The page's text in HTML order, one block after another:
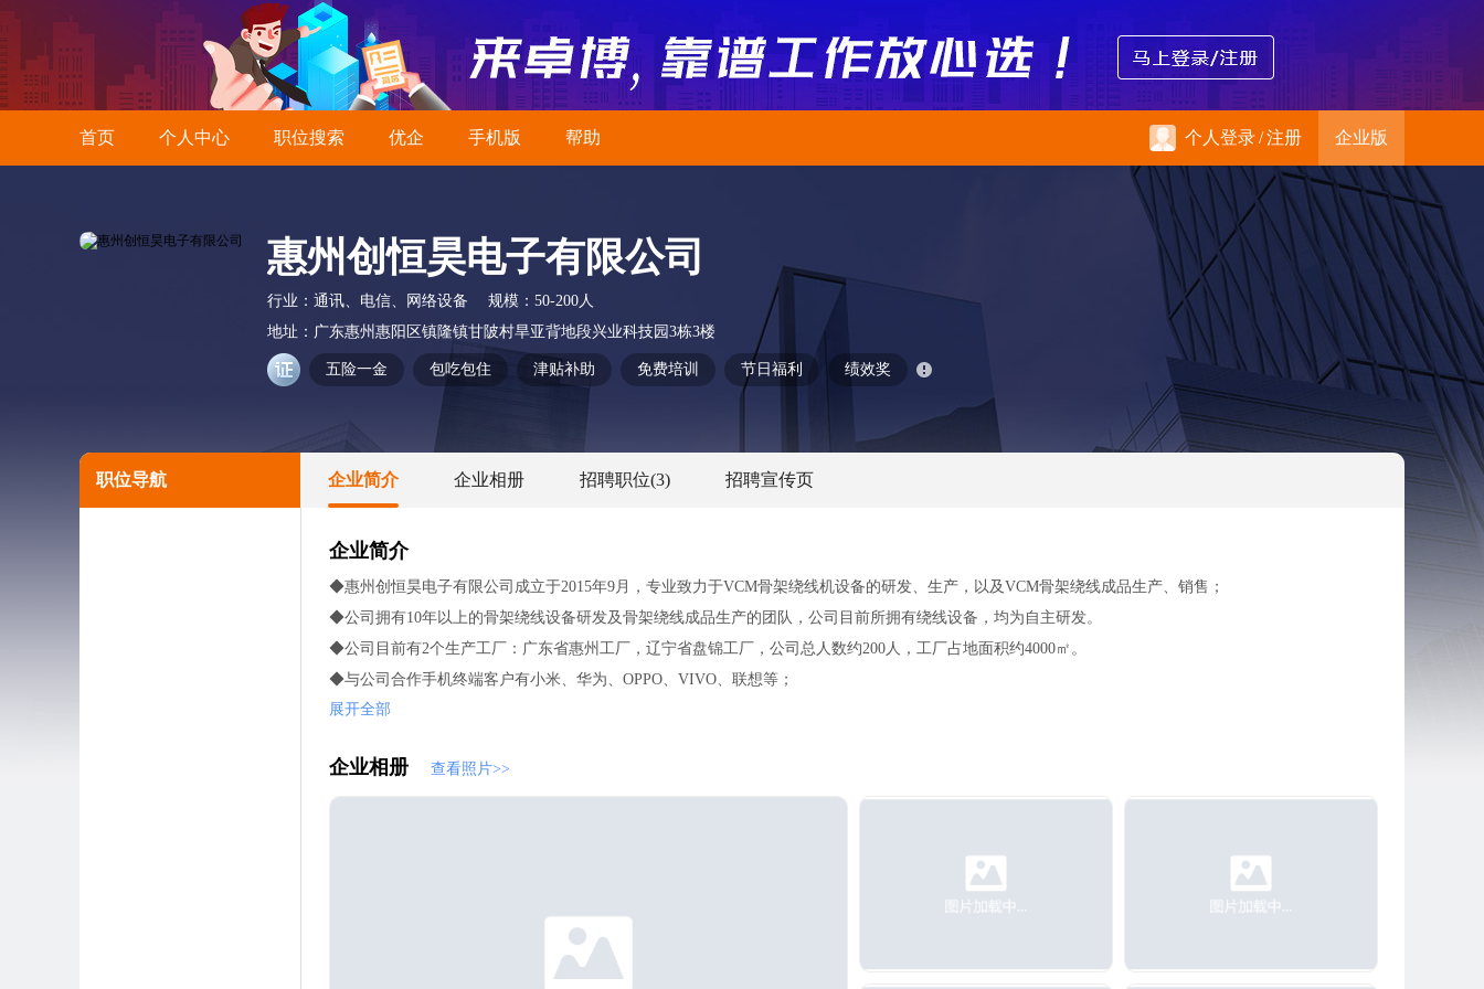
首页 个人中心 职位搜索 优企 手机版 帮助 个人登录/注册 企业版
惠州创恒昊电子有限公司
行业： 通讯、电信、网络设备 规模： 50-200人
地址： 广东惠州惠阳区镇隆镇甘陂村旱亚背地段兴业科技园3栋3楼
五险一金 包吃包住 津贴补助 免费培训 节日福利 绩效奖
职位导航 企业简介 企业相册 招聘职位(3) 招聘宣传页
企业简介
◆惠州创恒昊电子有限公司成立于2015年9月，专业致力于VCM骨架绕线机设备的研发、生产，以及VCM骨架绕线成品生产、销售；
◆公司拥有10年以上的骨架绕线设备研发及骨架绕线成品生产的团队，公司目前所拥有绕线设备，均为自主研发。
◆公司目前有2个生产工厂：广东省惠州工厂，辽宁省盘锦工厂，公司总人数约200人，工厂占地面积约4000㎡。
◆与公司合作手机终端客户有小米、华为、OPPO、VIVO、联想等；
展开全部
企业相册 查看照片>>